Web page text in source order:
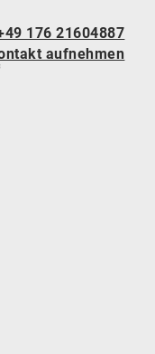
176 21604887
aufnehmen